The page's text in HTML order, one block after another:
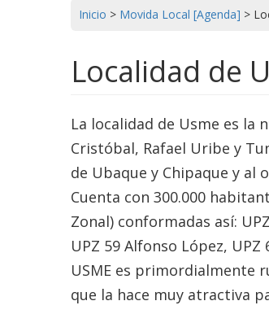
Inicio > Movida Local [Agenda] >
Localidad de
La localidad de Usme es la
Cristóbal, Rafael Uribe y
de Ubaque y Chipaque y al
Cuenta con 300.000
Zonal) conformadas así:
UPZ 59 Alfonso López,
USME es primordialmente
que la hace muy atractiva